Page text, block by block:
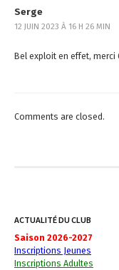
t
i
Serge
12 JUIN 2023 À 16 H 26 MIN
Bel exploit en effet, merci
Comments are closed.
ACTUALITÉ DU CLUB
Saison 2026-2027
Inscriptions Jeunes
Inscriptions Adultes